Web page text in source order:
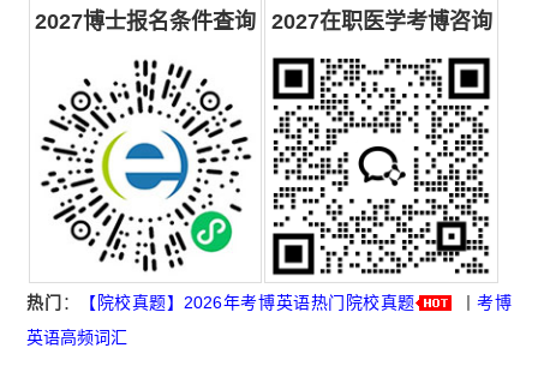
2027博士报名条件查询
2027在职医学考博咨询
热门 ： 【院校真题】2026年考博英语热门院校真题 丨考博
英语高频词汇